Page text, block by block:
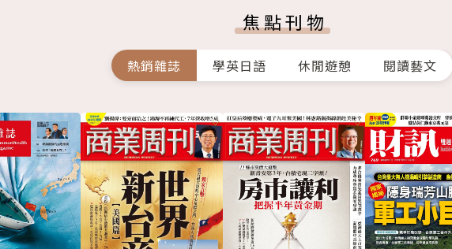
焦點刊物
熱銷雜誌 學英日語 休閒遊憩 閱讀藝文